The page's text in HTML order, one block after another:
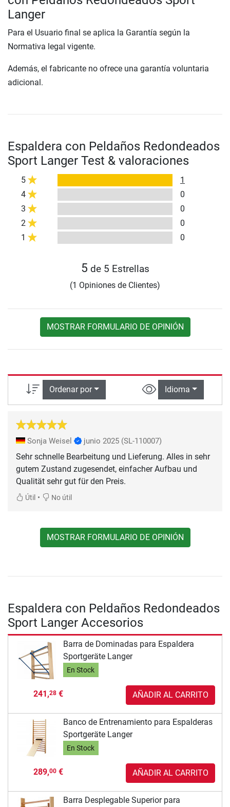
Langer
Para el Usuario final se aplica la Garantía según la
Normativa legal vigente.
Además, el fabricante no ofrece una garantía voluntaria
adicional.
Espaldera con Peldaños Redondeados
Sport Langer Test & valoraciones
5
1
4
0
3
0
2
0
1
0
5 de 5 Estrellas
(1 Opiniones de Clientes)
MOSTRAR FORMULARIO DE OPINIÓN
Ordenar por Idioma
Sonja Weisel junio 2025 (SL-110007)
Sehr schnelle Bearbeitung und Lieferung. Alles in sehr
gutem Zustand zugesendet, einfacher Aufbau und
Qualität sehr gut für den Preis.
Útil • No útil
MOSTRAR FORMULARIO DE OPINIÓN
Espaldera con Peldaños Redondeados
Sport Langer Accesorios
Barra de Dominadas para Espaldera
Sportgeräte Langer
En Stock
241,28€ AÑADIR AL CARRITO
Banco de Entrenamiento para Espalderas
Sportgeräte Langer
En Stock
289,00€ AÑADIR AL CARRITO
Barra Desplegable Superior para